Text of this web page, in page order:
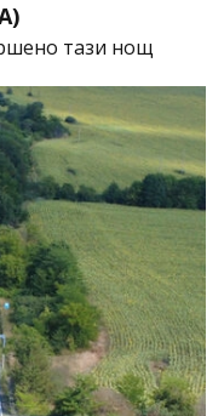
тази нощ